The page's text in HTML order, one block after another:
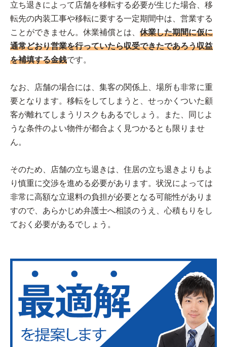
立ち退きによって店舗を移転する必要が生じた場合、移
転先の内装工事や移転に要する一定期間中は、営業する
ことができません。休業補償とは、 休業した期間に仮に
通常どおり営業を行っていたら収受できたであろう収益
を補填する金銭です。
なお、店舗の場合には、集客の関係上、場所も非常に重
要となります。移転をしてしまうと、せっかくついた顧
客が離れてしまうリスクもあるでしょう。また、同じよ
うな条件のよい物件が都合よく見つかるとも限りませ
ん。
そのため、店舗の立ち退きは、住居の立ち退きよりもよ
り慎重に交渉を進める必要があります。状況によっては
非常に高額な立退料の負担が必要となる可能性がありま
すので、あらかじめ弁護士へ相談のうえ、心積もりをし
ておく必要があるでしょう。